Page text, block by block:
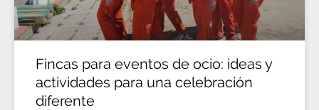
Fincas para eventos de ocio: ideas y
actividades para una celebración
diferente